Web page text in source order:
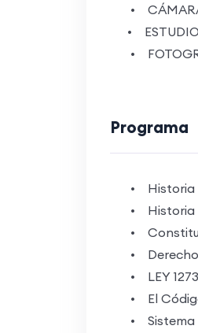
•
•
•
Programa
• Historia
• Historia
•
• Derecho
• LEY
• El
• Sistema